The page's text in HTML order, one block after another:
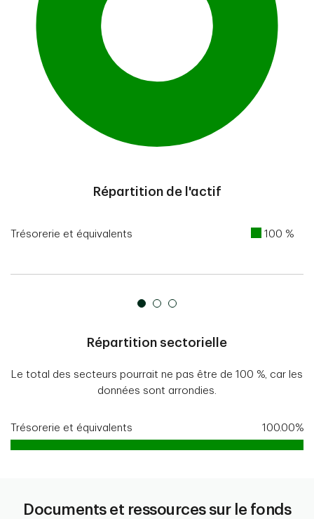
Répartition de l'actif
Trésorerie et équivalents 100 %
Répartition sectorielle
Le total des secteurs pourrait ne pas être de 100 %, car les
données sont arrondies.
Trésorerie et équivalents 100.00%
Documents et ressources sur le fonds